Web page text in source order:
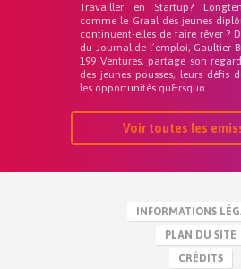
Travailler en Startup?
comme le Graal des jeunes
continuent-elles de faire rêver ?
du Journal de l’emploi, Gaultier
199 Ventures, partage son
des jeunes pousses, leurs défis
les opportunités qu&rsquo...
Voir toutes les
INFORMATIONS
PLAN DU SITE
CRÉDITS